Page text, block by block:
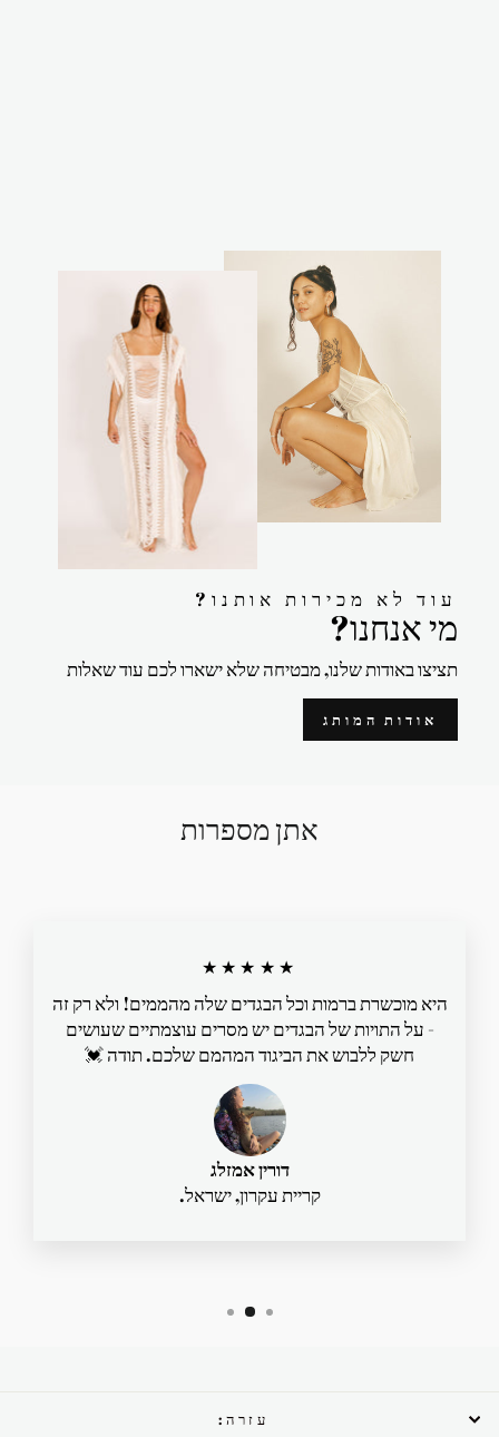
?עוד לא מכירות אותנו
?מי אנחנו
תציצו באודות שלנו, מבטיחה שלא ישארו לכם עוד שאלות
אודות המותג
אתן מספרות
★★★★★
היא מוכשרת ברמות וכל הבגדים שלה מהממים! ולא רק זה
- על התויות של הבגדים יש מסרים עוצמתיים שעושים
חשק ללבוש את הביגוד המהמם שלכם. תודה 💓
דורין אמזלג
קריית עקרון, ישראל.
עזרה: